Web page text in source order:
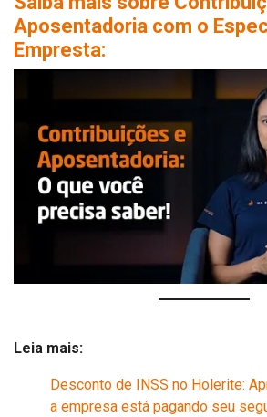
Aposentadoria com o
Empresta:
Leia mais:
Desconto de INSS no Holerite:
a empresa está pagando seu